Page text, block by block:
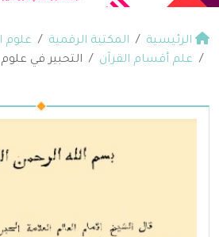
الرئيسية المكتبة الرقمية
علوم
علم أقسام القرآن
التحبير في